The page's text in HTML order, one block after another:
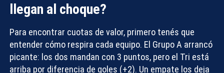
llegan al choque?
Para encontrar cuotas de valor, primero tenés que
entender cómo respira cada equipo. El Grupo A arrancó
picante: los dos mandan con 3 puntos, pero el Tri está
arriba por diferencia de goles (+2). Un empate los deja